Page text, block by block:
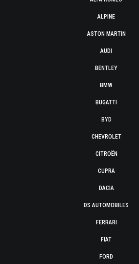
ALPINE
ASTON MARTIN
AUDI
BENTLEY
BMW
BUGATTI
BYD
CHEVROLET
CITROËN
CUPRA
DACIA
DS AUTOMOBILES
FERRARI
FIAT
FORD